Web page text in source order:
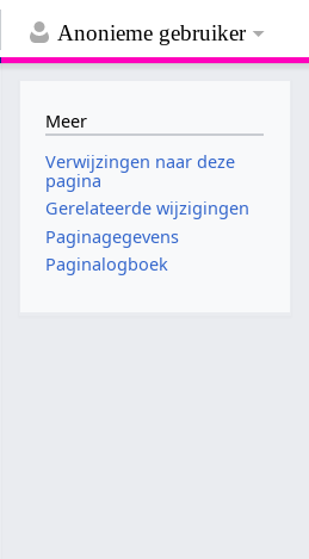
Anonieme gebruiker
Meer
Verwijzingen naar deze
pagina
Gerelateerde wijzigingen
Paginagegevens
Paginalogboek